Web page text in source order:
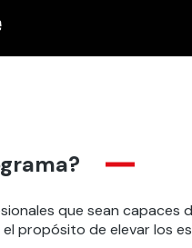
que sean
propósito de elevar los